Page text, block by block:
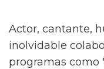
Actor, cantante,
inolvidable
programas como